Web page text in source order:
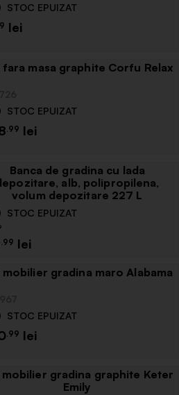
STOC EPUIZAT
fara masa graphite Corfu Relax
STOC EPUIZAT
.99
Banca de gradina cu lada
alb, polipropilena,
volum depozitare 227 L
STOC EPUIZAT
.99
mobilier gradina maro Alabama
STOC EPUIZAT
.99
mobilier gradina graphite Keter
Emily